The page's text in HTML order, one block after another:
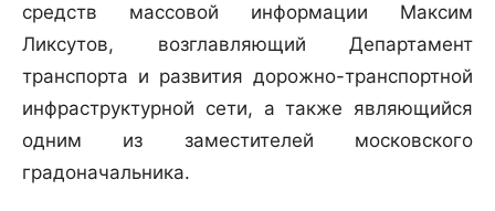
средств массовой информации Максим
Ликсутов, возглавляющий Департамент
транспорта и развития дорожно-транспортной
инфраструктурной сети, а также являющийся
одним из заместителей московского
градоначальника.